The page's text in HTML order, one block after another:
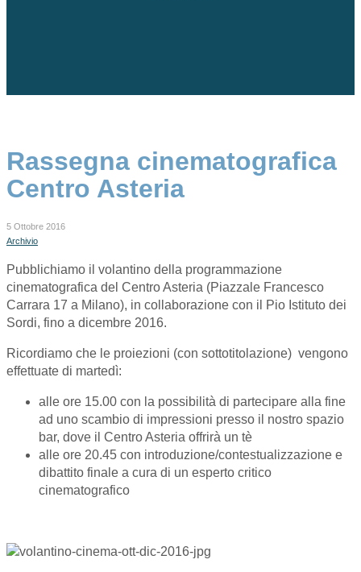
Rassegna cinematografica
Centro Asteria
5 Ottobre 2016
Archivio
Pubblichiamo il volantino della programmazione
cinematografica del Centro Asteria (Piazzale Francesco
Carrara 17 a Milano), in collaborazione con il Pio Istituto dei
Sordi, fino a dicembre 2016.
Ricordiamo che le proiezioni (con sottotitolazione) vengono
effettuate di martedì:
alle ore 15.00 con la possibilità di partecipare alla fine
ad uno scambio di impressioni presso il nostro spazio
bar, dove il Centro Asteria offrirà un tè
alle ore 20.45 con introduzione/contestualizzazione e
dibattito finale a cura di un esperto critico
cinematografico